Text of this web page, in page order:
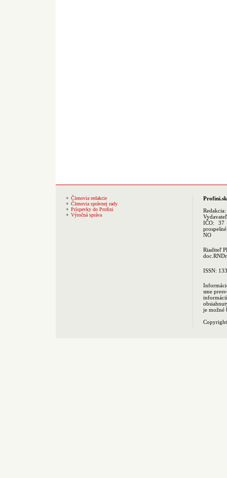
Členovia redakcie
Členovia správnej rady
Príspevky do Profini
Výročná správa
Profini.sk
Redakcia:
IČO: 37
NO
Riaditeľ
ISSN:
sme
je možné